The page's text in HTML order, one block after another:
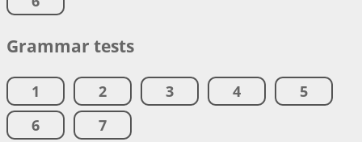
Grammar tests
1 2 3 4
5
6
7